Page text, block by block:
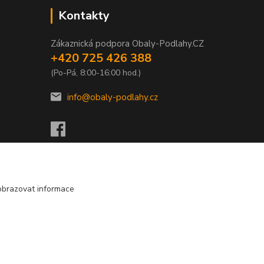
Kontakty
Zákaznická podpora Obaly-Podlahy.CZ
+420 725 426 388
(Po-Pá, 8:00-16:00 hod.)
info@obaly-podlahy.cz
informace